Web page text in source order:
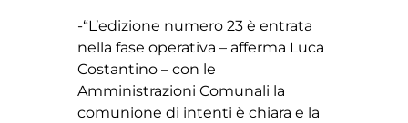
-“L’edizione numero 23 è entrata
nella fase operativa – afferma Luca
Costantino – con le
Amministrazioni Comunali la
comunione di intenti è chiara e la